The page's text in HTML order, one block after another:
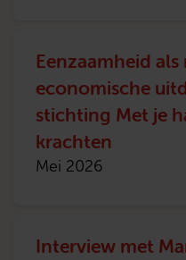
Eenzaamheid
economische
stichting Met je
krachten
Mei 2026
Interview met